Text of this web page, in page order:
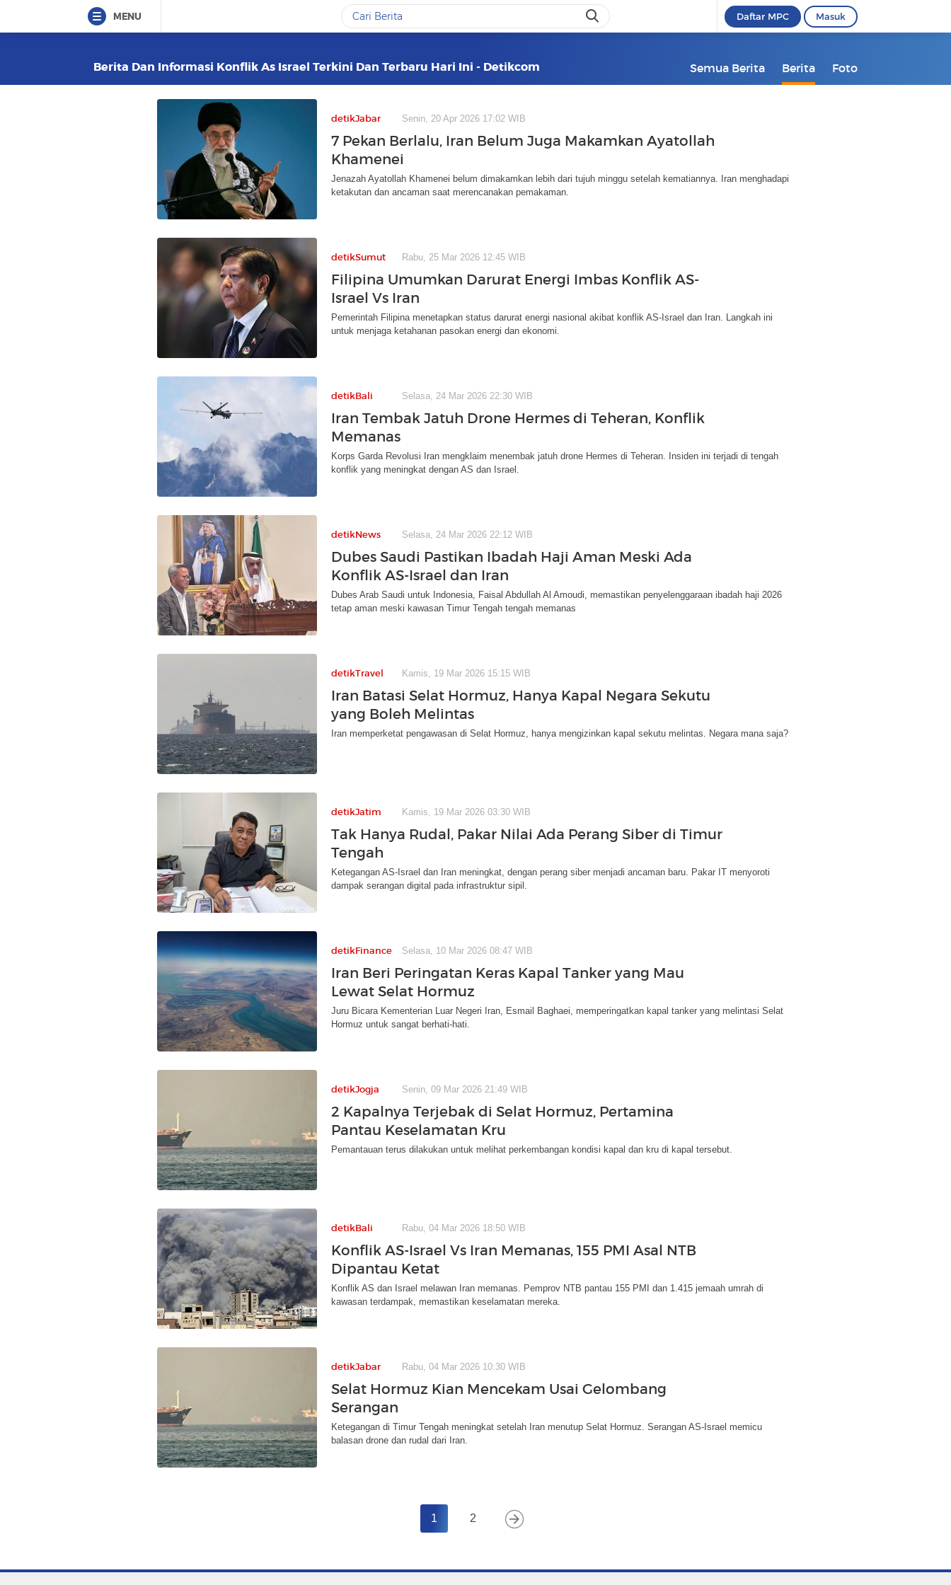
MENU Daftar MPC Masuk
Berita Dan Informasi Konflik As Israel Terkini Dan Terbaru Hari Ini - Detikcom Semua Berita Berita Foto
detikJabar Senin, 20 Apr 2026 17:02 WIB
7 Pekan Berlalu, Iran Belum Juga Makamkan Ayatollah
Khamenei
Jenazah Ayatollah Khamenei belum dimakamkan lebih dari tujuh minggu setelah kematiannya. Iran menghadapi
ketakutan dan ancaman saat merencanakan pemakaman.
detikSumut Rabu, 25 Mar 2026 12:45 WIB
Filipina Umumkan Darurat Energi Imbas Konflik AS-
Israel Vs Iran
Pemerintah Filipina menetapkan status darurat energi nasional akibat konflik AS-Israel dan Iran. Langkah ini
untuk menjaga ketahanan pasokan energi dan ekonomi.
detikBali Selasa, 24 Mar 2026 22:30 WIB
Iran Tembak Jatuh Drone Hermes di Teheran, Konflik
Memanas
Korps Garda Revolusi Iran mengklaim menembak jatuh drone Hermes di Teheran. Insiden ini terjadi di tengah
konflik yang meningkat dengan AS dan Israel.
detikNews Selasa, 24 Mar 2026 22:12 WIB
Dubes Saudi Pastikan Ibadah Haji Aman Meski Ada
Konflik AS-Israel dan Iran
Dubes Arab Saudi untuk Indonesia, Faisal Abdullah Al Amoudi, memastikan penyelenggaraan ibadah haji 2026
tetap aman meski kawasan Timur Tengah tengah memanas
detikTravel Kamis, 19 Mar 2026 15:15 WIB
Iran Batasi Selat Hormuz, Hanya Kapal Negara Sekutu
yang Boleh Melintas
Iran memperketat pengawasan di Selat Hormuz, hanya mengizinkan kapal sekutu melintas. Negara mana saja?
detikJatim Kamis, 19 Mar 2026 03:30 WIB
Tak Hanya Rudal, Pakar Nilai Ada Perang Siber di Timur
Tengah
Ketegangan AS-Israel dan Iran meningkat, dengan perang siber menjadi ancaman baru. Pakar IT menyoroti
dampak serangan digital pada infrastruktur sipil.
detikFinance Selasa, 10 Mar 2026 08:47 WIB
Iran Beri Peringatan Keras Kapal Tanker yang Mau
Lewat Selat Hormuz
Juru Bicara Kementerian Luar Negeri Iran, Esmail Baghaei, memperingatkan kapal tanker yang melintasi Selat
Hormuz untuk sangat berhati-hati.
detikJogja Senin, 09 Mar 2026 21:49 WIB
2 Kapalnya Terjebak di Selat Hormuz, Pertamina
Pantau Keselamatan Kru
Pemantauan terus dilakukan untuk melihat perkembangan kondisi kapal dan kru di kapal tersebut.
detikBali Rabu, 04 Mar 2026 18:50 WIB
Konflik AS-Israel Vs Iran Memanas, 155 PMI Asal NTB
Dipantau Ketat
Konflik AS dan Israel melawan Iran memanas. Pemprov NTB pantau 155 PMI dan 1.415 jemaah umrah di
kawasan terdampak, memastikan keselamatan mereka.
detikJabar Rabu, 04 Mar 2026 10:30 WIB
Selat Hormuz Kian Mencekam Usai Gelombang
Serangan
Ketegangan di Timur Tengah meningkat setelah Iran menutup Selat Hormuz. Serangan AS-Israel memicu
balasan drone dan rudal dari Iran.
1 2